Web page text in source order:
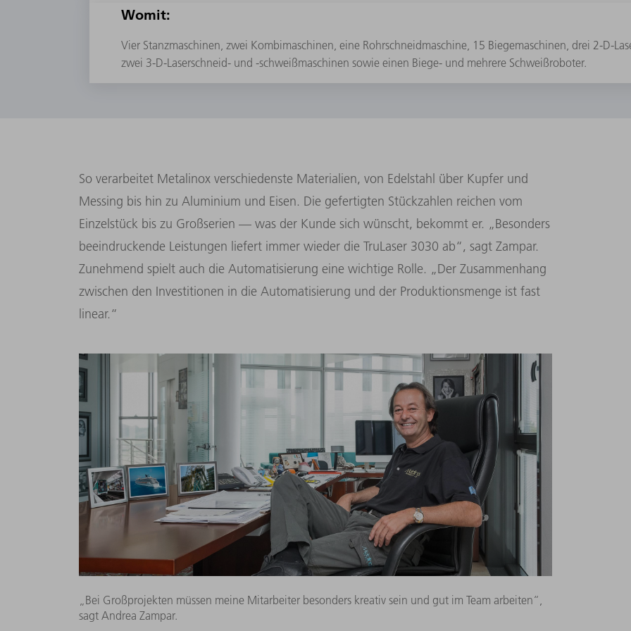
Womit:
Vier Stanzmaschinen, zwei Kombimaschinen, eine Rohrschneidmaschine, 15 Biegemaschinen, drei 2-D-
zwei 3-D-Laserschneid- und -schweißmaschinen sowie einen Biege- und mehrere Schweißroboter.
So verarbeitet Metalinox verschiedenste Materialien, von Edelstahl über Kupfer und
Messing bis hin zu Aluminium und Eisen. Die gefertigten Stückzahlen reichen vom
Einzelstück bis zu Großserien — was der Kunde sich wünscht, bekommt er. „Besonders
beeindruckende Leistungen liefert immer wieder die TruLaser 3030 ab“, sagt Zampar.
Zunehmend spielt auch die Automatisierung eine wichtige Rolle. „Der Zusammenhang
zwischen den Investitionen in die Automatisierung und der Produktionsmenge ist fast
linear.“
„Bei Großprojekten müssen meine Mitarbeiter besonders kreativ sein und gut im Team arbeiten“,
sagt Andrea Zampar.